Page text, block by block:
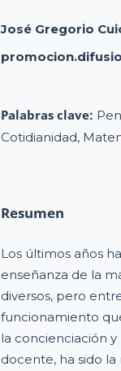
José Gregorio
Palabras clave:
Cotidianidad,
Resumen
Los últimos años
enseñanza de la
diversos, pero
funcionamiento
la concienciación
docente, ha sido